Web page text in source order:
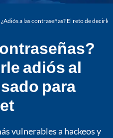
¿Adiós a las contraseñas? El reto de
adiós al
para
vulnerables a hackeos y